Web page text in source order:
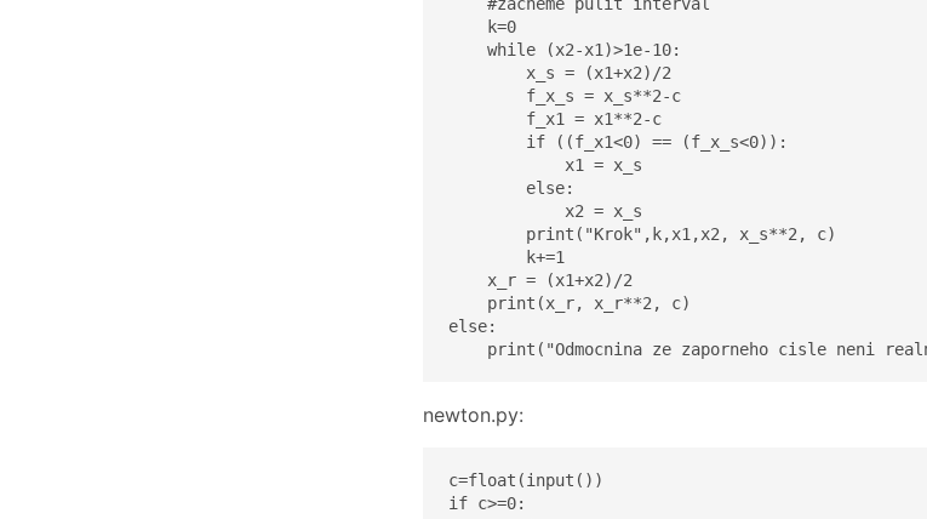
    k=0
    while (x2-x1)>1e-10:
        x_s = (x1+x2)/2
        f_x_s = x_s**2-c
        f_x1 = x1**2-c
        if ((f_x1<0) == (f_x_s<0)):
            x1 = x_s
        else:
            x2 = x_s
        print("Krok",k,x1,x2, x_s**2, c)
        k+=1
    x_r = (x1+x2)/2
    print(x_r, x_r**2, c)
else:
print("Odmocnina ze zaporneho cisle neni
newton.py:
c=float(input())
if c>=0: